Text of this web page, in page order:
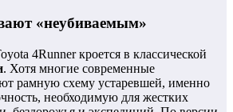
«неубиваемым»
4Runner кроется в классической
. Хотя многие современные
рамную схему устаревшей, именно
необходимую для жестких